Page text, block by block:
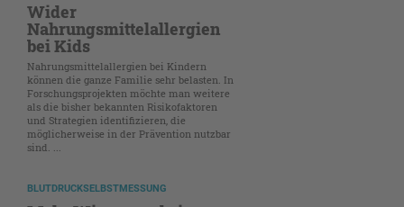
Wider
Nahrungsmittelallergien
bei Kids
Nahrungsmittelallergien bei Kindern
können die ganze Familie sehr belasten. In
Forschungsprojekten möchte man weitere
als die bisher bekannten Risikofaktoren
und Strategien identifizieren, die
möglicherweise in der Prävention nutzbar
sind. ...
BLUTDRUCKSELBSTMESSUNG